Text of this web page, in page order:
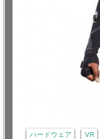
ハードウェア VR